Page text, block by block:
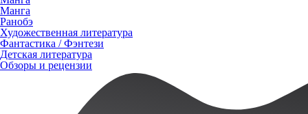
Манга
Ранобэ
Художественная литература
Фантастика / Фэнтези
Детская литература
Обзоры и рецензии